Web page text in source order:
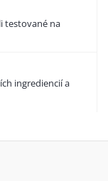
testované na
ingrediencií a